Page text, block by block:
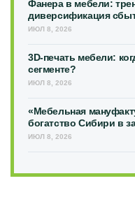
Фанера в мебели:
диверсификация
ИЮЛ 8, 2026
3D-печать мебели:
сегменте?
ИЮЛ 8, 2026
«Мебельная
богатство Сибири в
ИЮЛ 8, 2026